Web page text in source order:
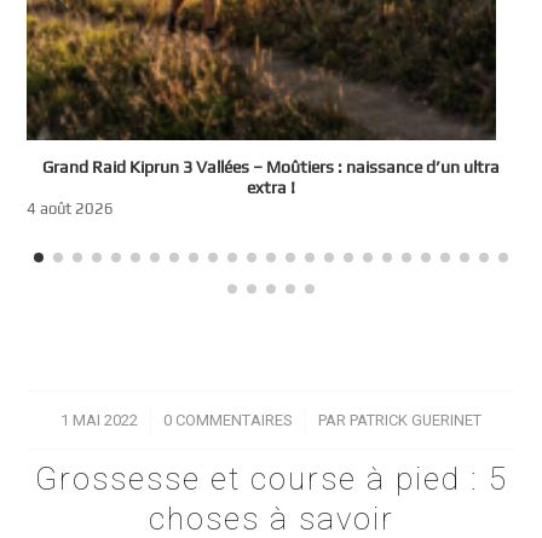
Grand Raid Kiprun 3 Vallées – Moûtiers : naissance d’un ultra
extra !
4 août 2026
1 MAI 2022
/ 0 COMMENTAIRES
/ PAR PATRICK GUERINET
Grossesse et course à pied : 5
choses à savoir